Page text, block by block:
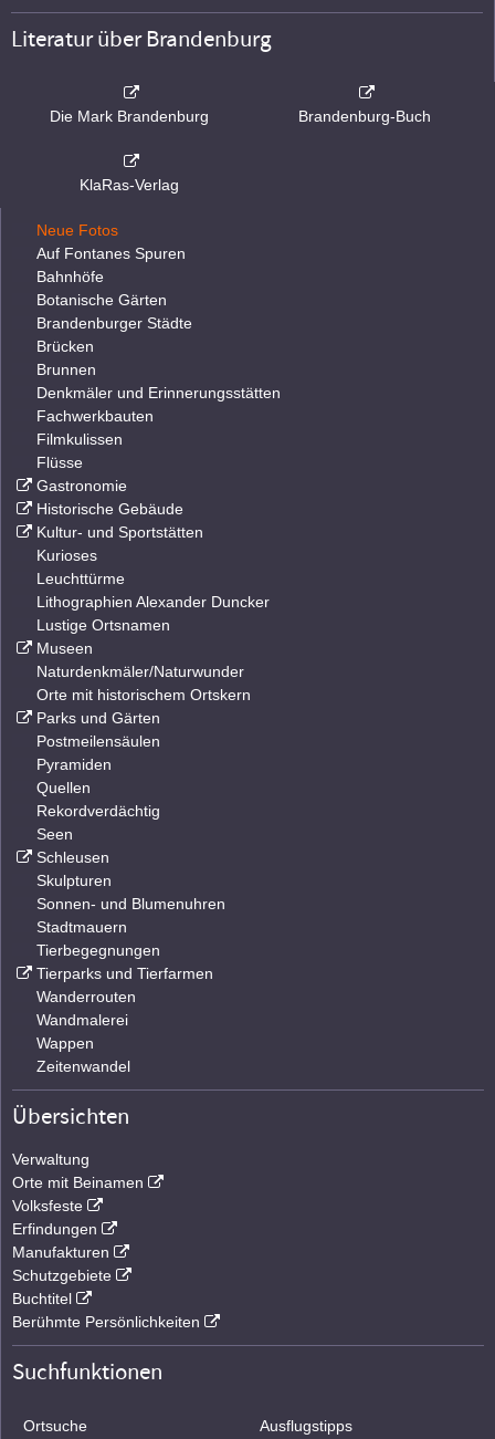
Literatur über Brandenburg
Die Mark Brandenburg Brandenburg-Buch
KlaRas-Verlag
Neue Fotos
Auf Fontanes Spuren
Bahnhöfe
Botanische Gärten
Brandenburger Städte
Brücken
Brunnen
Denkmäler und Erinnerungsstätten
Fachwerkbauten
Filmkulissen
Flüsse
Gastronomie
Historische Gebäude
Kultur- und Sportstätten
Kurioses
Leuchttürme
Lithographien Alexander Duncker
Lustige Ortsnamen
Museen
Naturdenkmäler/Naturwunder
Orte mit historischem Ortskern
Parks und Gärten
Postmeilensäulen
Pyramiden
Quellen
Rekordverdächtig
Seen
Schleusen
Skulpturen
Sonnen- und Blumenuhren
Stadtmauern
Tierbegegnungen
Tierparks und Tierfarmen
Wanderrouten
Wandmalerei
Wappen
Zeitenwandel
Übersichten
Verwaltung
Orte mit Beinamen
Volksfeste
Erfindungen
Manufakturen
Schutzgebiete
Buchtitel
Berühmte Persönlichkeiten
Suchfunktionen
Ortsuche Ausflugstipps